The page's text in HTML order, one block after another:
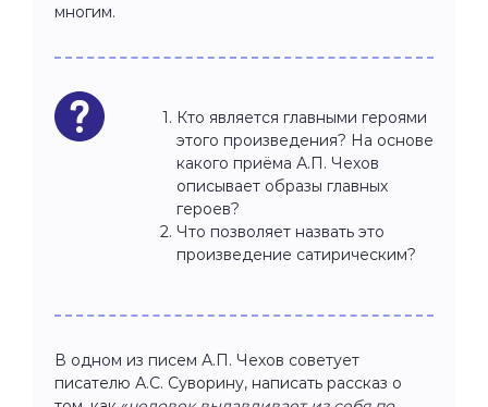
многим.
Кто является главными героями
этого произведения? На основе
какого приёма А.П. Чехов
описывает образы главных
героев?
Что позволяет назвать это
произведение сатирическим?
В одном из писем А.П. Чехов советует
писателю А.С. Суворину, написать рассказ о